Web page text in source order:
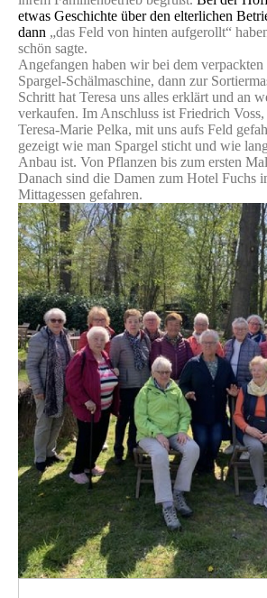
etwas Geschichte über den elterlichen
dann „das Feld von hinten aufgerollt“
schön sagte.
Angefangen haben wir bei dem
Spargel-Schälmaschine, dann zur
Schritt hat Teresa uns alles erklärt und an
verkaufen. Im Anschluss ist Friedrich
Teresa-Marie Pelka, mit uns aufs Feld
gezeigt wie man Spargel sticht und wie
Anbau ist. Von Pflanzen bis zum ersten
Danach sind die Damen zum Hotel Fuchs
Mittagessen gefahren.